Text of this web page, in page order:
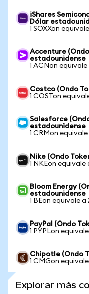
iShares
Dólar
1 SOXXon
Accenture
estadounidense
1 ACNon equivale
Costco (Ondo
1 COSTon
Salesforce
estadounidense
1 CRMon equivale
Nike (Ondo
1 NKEon equivale
Bloom Energy
estadounidense
1 BEon equivale a
PayPal (Ondo
1 PYPLon
Chipotle (Ondo
1 CMGon equivale
Explorar más